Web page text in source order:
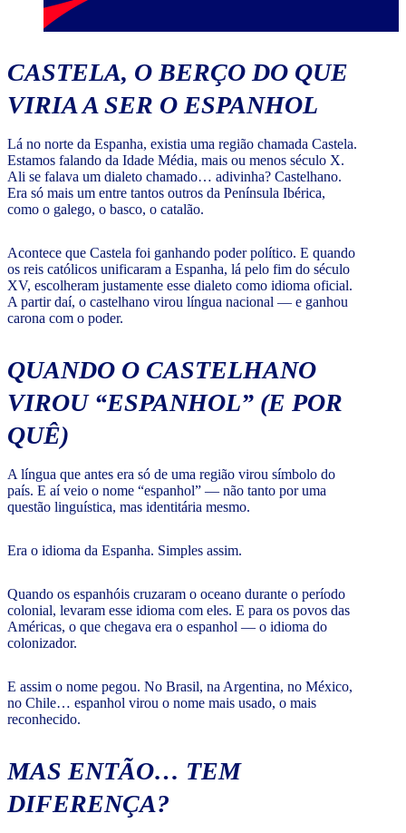
CASTELA, O BERÇO DO QUE
VIRIA A SER O ESPANHOL
Lá no norte da Espanha, existia uma região chamada Castela.
Estamos falando da Idade Média, mais ou menos século X.
Ali se falava um dialeto chamado… adivinha? Castelhano.
Era só mais um entre tantos outros da Península Ibérica,
como o galego, o basco, o catalão.
Acontece que Castela foi ganhando poder político. E quando
os reis católicos unificaram a Espanha, lá pelo fim do século
XV, escolheram justamente esse dialeto como idioma oficial.
A partir daí, o castelhano virou língua nacional — e ganhou
carona com o poder.
QUANDO O CASTELHANO
VIROU “ESPANHOL” (E POR
QUÊ)
A língua que antes era só de uma região virou símbolo do
país. E aí veio o nome “espanhol” — não tanto por uma
questão linguística, mas identitária mesmo.
Era o idioma da Espanha. Simples assim.
Quando os espanhóis cruzaram o oceano durante o período
colonial, levaram esse idioma com eles. E para os povos das
Américas, o que chegava era o espanhol — o idioma do
colonizador.
E assim o nome pegou. No Brasil, na Argentina, no México,
no Chile… espanhol virou o nome mais usado, o mais
reconhecido.
MAS ENTÃO… TEM
DIFERENÇA?